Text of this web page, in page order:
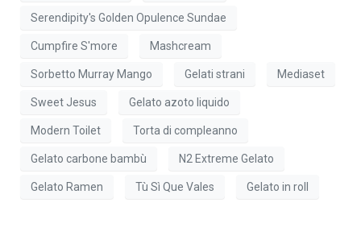
Serendipity's Golden Opulence Sundae
Cumpfire S'more Mashcream
Sorbetto Murray Mango Gelati strani Mediaset
Sweet Jesus Gelato azoto liquido
Modern Toilet Torta di compleanno
Gelato carbone bambù N2 Extreme Gelato
Gelato Ramen Tù Sì Que Vales Gelato in roll